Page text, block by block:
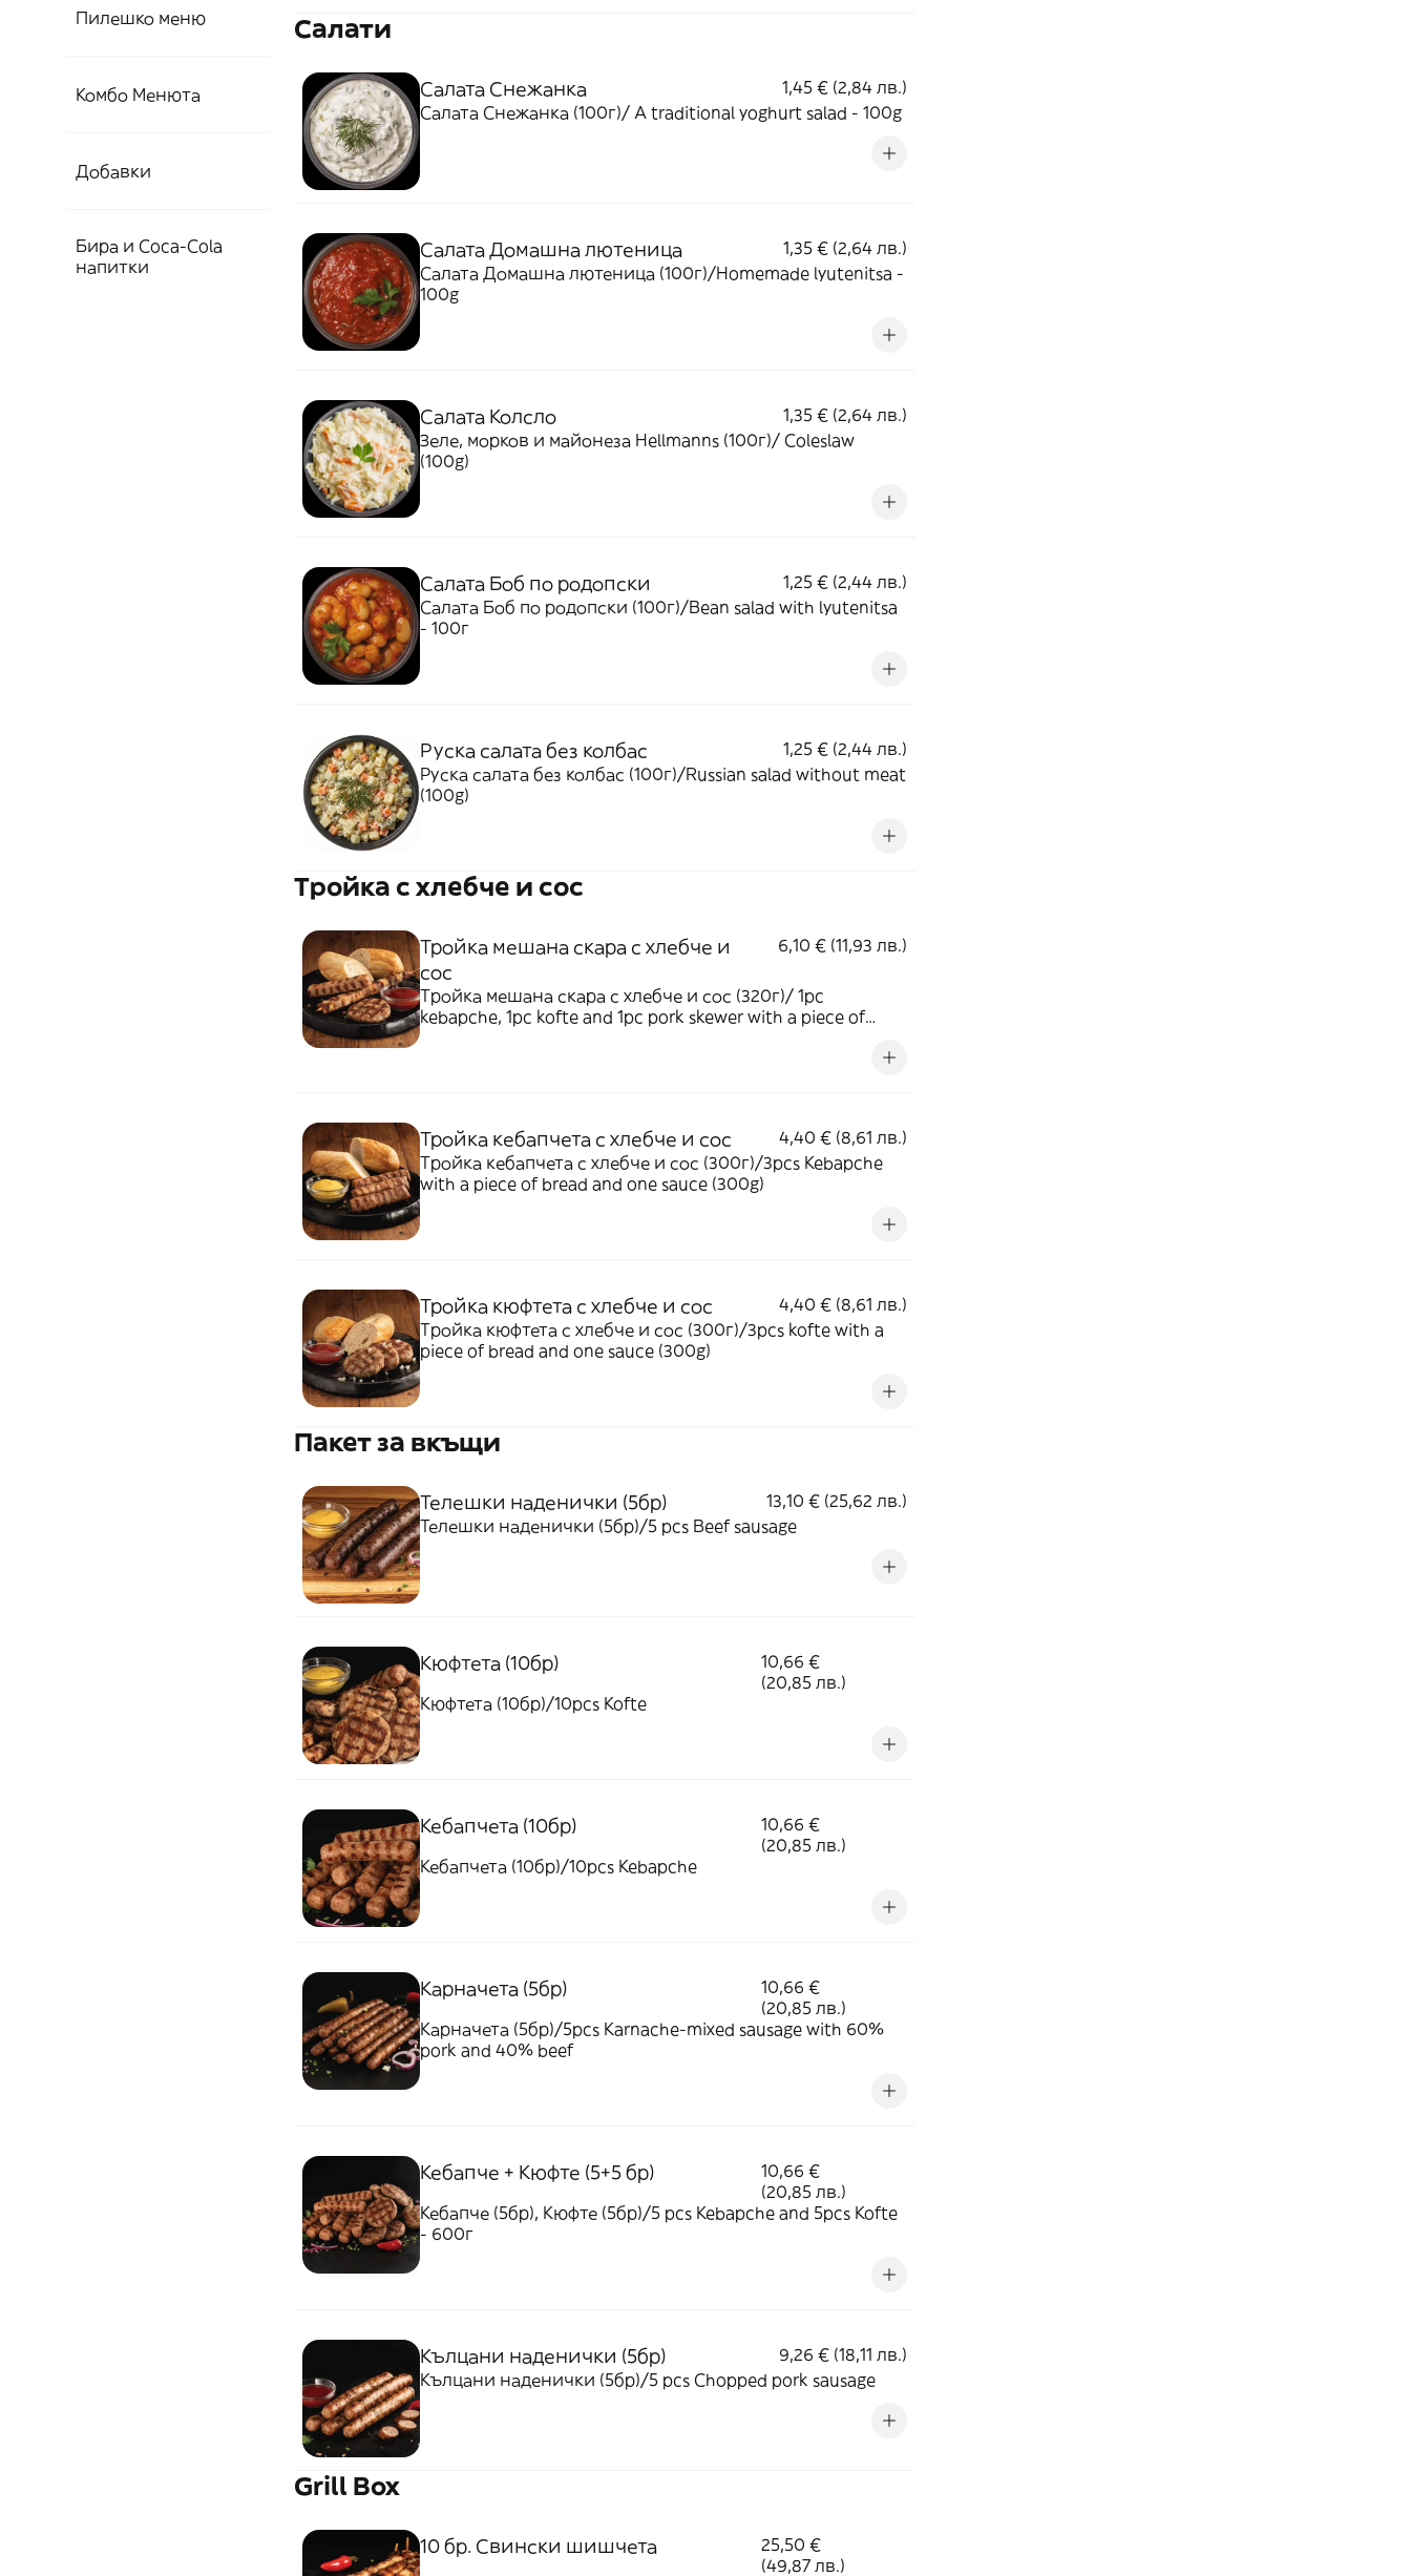
Пилешко меню
Комбо Менюта
Добавки
Бира и Coca-Cola
напитки
Салати
Салата Снежанка
1,45 € (2,84 лв.)
Салата Снежанка (100г)/ A traditional yoghurt salad - 100g
Салата Домашна лютеница
1,35 € (2,64 лв.)
Салата Домашна лютеница (100г)/Homemade lyutenitsa -
100g
Салата Колсло
1,35 € (2,64 лв.)
Зеле, морков и майонеза Hellmanns (100г)/ Coleslaw
(100g)
Cалата Боб по родопски
1,25 € (2,44 лв.)
Cалата Боб по родопски (100г)/Bean salad with lyutenitsa
- 100г
Руска салата без колбас
1,25 € (2,44 лв.)
Руска салата без колбас (100г)/Russian salad without meat
(100g)
Тройка с хлебче и сос
Тройка мешана скара с хлебче и
сос
6,10 € (11,93 лв.)
Тройка мешана скара с хлебче и сос (320г)/ 1pc
kebapche, 1pc kofte and 1pc pork skewer with a piece of
Тройка кебапчета с хлебче и сос
4,40 € (8,61 лв.)
Тройка кебапчета с хлебче и сос (300г)/3pcs Kebapche
with a piece of bread and one sauce (300g)
Тройка кюфтета с хлебче и сос
4,40 € (8,61 лв.)
Тройка кюфтета с хлебче и сос (300г)/3pcs kofte with a
piece of bread and one sauce (300g)
Пакет за вкъщи
Телешки наденички (5бр)
13,10 € (25,62 лв.)
Телешки наденички (5бр)/5 pcs Beef sausage
Кюфтета (10бр)
10,66 €
(20,85 лв.)
Кюфтета (10бр)/10pcs Kofte
Кебапчета (10бр)
10,66 €
(20,85 лв.)
Кебапчета (10бр)/10pcs Kebapche
Карначета (5бр)
10,66 €
(20,85 лв.)
Карначета (5бр)/5pcs Karnache-mixed sausage with 60%
pork and 40% beef
Кебапче + Кюфте (5+5 бр)
10,66 €
(20,85 лв.)
Кебапче (5бр), Кюфте (5бр)/5 pcs Kebapche and 5pcs Kofte
- 600г
Кълцани наденички (5бр)
9,26 € (18,11 лв.)
Кълцани наденички (5бр)/5 pcs Chopped pork sausage
Grill Box
10 бр. Свински шишчета
25,50 €
(49,87 лв.)